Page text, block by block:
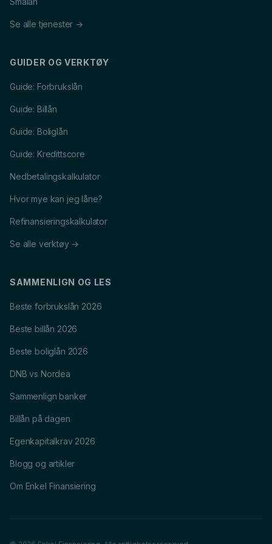
Se alle tjenester →
GUIDER OG VERKTØY
Guide: Forbrukslån
Guide: Billån
Guide: Boliglån
Guide: Kredittscore
Nedbetalingskalkulator
Hvor mye kan jeg låne?
Refinansieringskalkulator
Se alle verktøy →
SAMMENLIGN OG LES
Beste forbrukslån 2026
Beste billån 2026
Beste boliglån 2026
DNB vs Nordea
Sammenlign banker
Billån på dagen
Egenkapitalkrav 2026
Blogg og artikler
Om Enkel Finansiering